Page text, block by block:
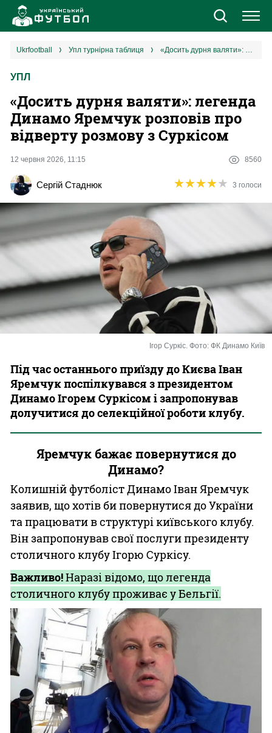
Новини
Єврокубки
УПЛ
2 ліга
Різне
Букмекери
Казино
ukrfootball упл турнірна таблиця «Досить дурня валяти»: легенда Динамо Яремчук розповів про відверту розмову з Суркісом
УПЛ
«Досить дурня валяти»: легенда
Динамо Яремчук розповів про
відверту розмову з Суркісом
12 червня 2026, 11:15 8560
Сергій Стаднюк ★★★★★
★★★★★ 3 голоси
Ігор Суркіс. Фото: ФК Динамо Київ
Під час останнього приїзду до Києва Іван
Яремчук поспілкувався з президентом
Динамо Ігорем Суркісом і запропонував
долучитися до селекційної роботи клубу.
Яремчук бажає повернутися до
Динамо?
Колишній футболіст Динамо Іван Яремчук
заявив, що хотів би повернутися до України
та працювати в структурі київського клубу.
Він запропонував свої послуги президенту
столичного клубу Ігорю Суркісу.
Важливо!Наразі відомо, що легенда
столичного клубу проживає у Бельгії.